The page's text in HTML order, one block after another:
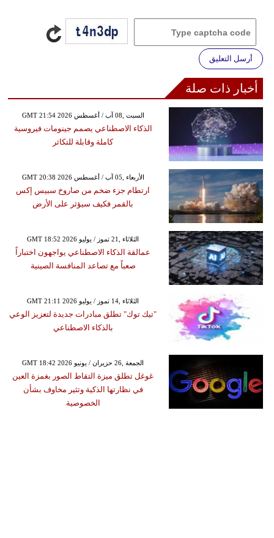
أرسل التعليق
أخبار ذات صلة
GMT 21:54 2026 السبت ,08 آب / أغسطس
الذكاء الاصطناعي يصمم جينومات فيروسية
كاملة وقابلة للتكاثر
GMT 20:38 2026 الأربعاء ,05 آب / أغسطس
ارتطام جزء ضخم من صاروخ سبيس إكس
بالقمر فكيف سيؤثر على الأرض
GMT 18:52 2026 الثلاثاء ,21 تموز / يوليو
عمالقة الذكاء الاصطناعي يواجهون اختباراً
صعباً مع تصاعد المنافسة الصينية
GMT 21:11 2026 الثلاثاء ,14 تموز / يوليو
"تيك توك" تطلق مبادرات جديدة لتعزيز الوعي
بالذكاء الاصطناعي
GMT 18:42 2026 الجمعة ,26 حزيران / يونيو
غوغل تطلق ميزة التقاط الصور بغمزة العين
في نظارتها الذكية وتثير مخاوف بشأن
الخصوصية